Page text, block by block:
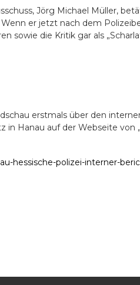
Jörg Michael Müller, bet
Wenn er jetzt nach dem
sowie die Kritik gar als
erstmals über den
Hanau auf der Webseite von
hessische-polizei-interner-